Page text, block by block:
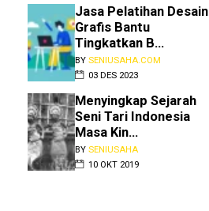
Jasa Pelatihan Desain
Grafis Bantu
Tingkatkan B...
BY SENIUSAHA.COM
03 DES 2023
Menyingkap Sejarah
Seni Tari Indonesia
Masa Kin...
BY SENIUSAHA
10 OKT 2019